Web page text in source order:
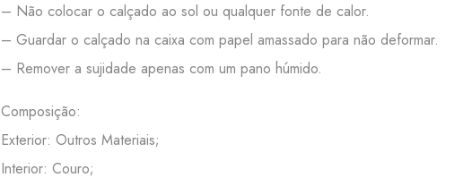
– Não colocar o calçado ao sol ou qualquer fonte de calor.
– Guardar o calçado na caixa com papel amassado para não deformar.
– Remover a sujidade apenas com um pano húmido.
Composição:
Exterior: Outros Materiais;
Interior: Couro;